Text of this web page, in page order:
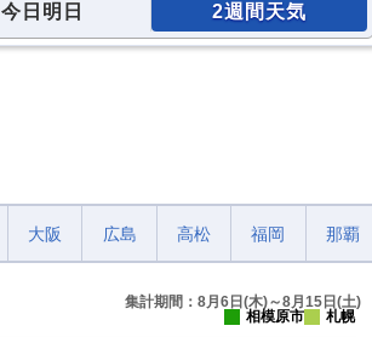
今日明日 2週間天気
大阪 広島 高松 福岡 那覇
集計期間：8月6日(木)～8月15日(土)
相模原市
札幌